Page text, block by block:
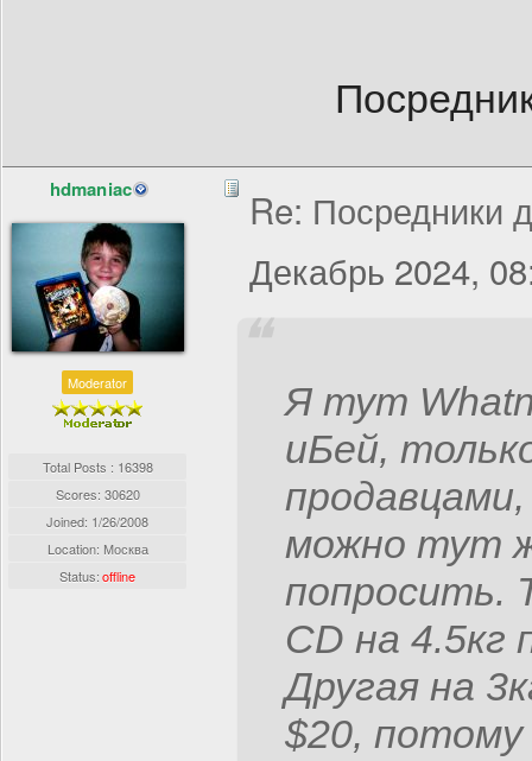
hdmaniac
Moderator
Total Posts : 16398
Scores: 30620
Joined: 1/26/2008
Location: Москва
Status:offline
Re: Посредники
Декабрь 2024,
Я тут
иБей,
можно тут
попросить.
CD на 4.5кг
Другая на
$20, потому